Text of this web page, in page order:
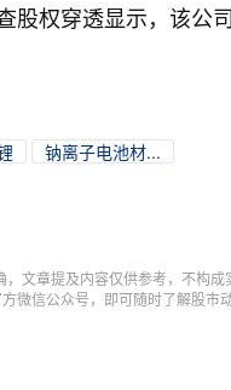
权穿透显示，该公
钠离子电池材...
文章提及内容仅供参考，不构
微信公众号，即可随时了解股市